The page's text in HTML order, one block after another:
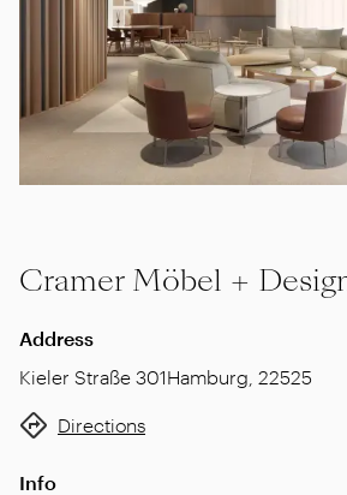
Cramer Möbel +
Address
Kieler Straße 301Hamburg 22525
Directions
Info